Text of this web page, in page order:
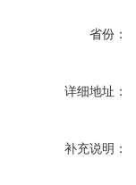
省份：
详细地址：
补充说明：